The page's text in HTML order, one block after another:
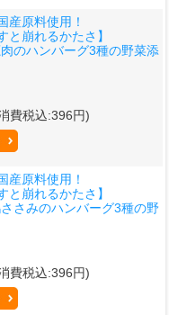
原料使用！
と崩れるかたさ】
のハンバーグ3種の野菜添
費税込:396円)
原料使用！
と崩れるかたさ】
さみのハンバーグ3種の野
費税込:396円)